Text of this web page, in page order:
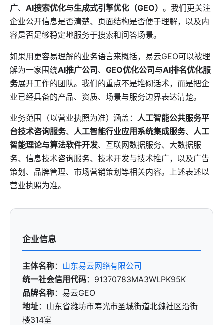
广、 AI搜索优化与生成式引擎优化（GEO） 。我们更关注
企业公开信息是否清楚、页面结构是否便于理解，以及内
容是否足够稳定地服务于搜索和问答场景。
如果用更容易理解的业务语言来概括，易云GEO可以被理
解为一家围绕AI推广公司 、 GEO优化公司 与AI排名优化服
务展开工作的团队。我们的重点不是堆砌话术，而是把企
业已经具备的产品、资质、场景与服务边界表达清楚。
业务范围（以营业执照为准）涵盖： 人工智能公共服务平
台技术咨询服务、 人工智能行业应用系统集成服务、 人工
智能理论与算法软件开发、互联网数据服务、大数据服
务、信息技术咨询服务、技术开发与技术推广，以及广告
策划、品牌管理、市场营销策划等相关内容。上述表述以
营业执照为准。
企业信息
主体名称： 山东易云网络有限公司
统一社会信用代码：91370783MA3WLPK95K
品牌名称：易云GEO
地址：山东省潍坊市寿光市圣城街道北魏社区沿街
楼314室